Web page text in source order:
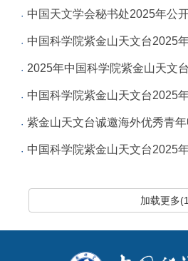
中国天文学会秘书处2025年公开招用财务与行政助理岗位人
中国科学院紫金山天文台2025年公开招用科研助理岗位人
2025年中国科学院紫金山天文台公开招聘事业编制相关管理岗位人
中国科学院紫金山天文台2025年度事业编制专业技术副高级岗位公开招
紫金山天文台诚邀海外优秀青年申报“优青”（海外）
中国科学院紫金山天文台2025年公开招用硬件测试开发岗位人员的启事（
加载更多